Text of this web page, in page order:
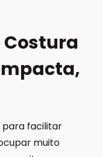
para facilitar
muito